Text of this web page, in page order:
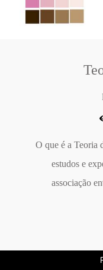
O que é a Teoria
estudos e
associação